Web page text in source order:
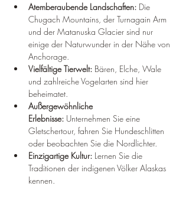
Atemberaubende Landschaften: Die
Chugach Mountains, der Turnagain Arm
und der Matanuska Glacier sind nur
einige der Naturwunder in der Nähe von
Anchorage.
Vielfältige Tierwelt: Bären, Elche, Wale
und zahlreiche Vogelarten sind hier
beheimatet.
Außergewöhnliche
Erlebnisse: Unternehmen Sie eine
Gletschertour, fahren Sie Hundeschlitten
oder beobachten Sie die Nordlichter.
Einzigartige Kultur: Lernen Sie die
Traditionen der indigenen Völker Alaskas
kennen.